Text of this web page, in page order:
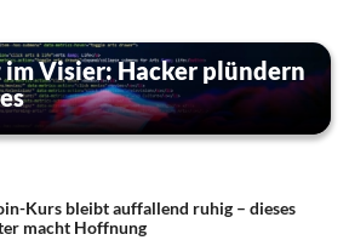
Visier: Hacker plündern
Kurs bleibt auffallend ruhig – dieses
macht Hoffnung